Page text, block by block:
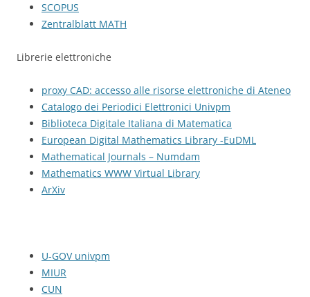
SCOPUS
Zentralblatt MATH
Librerie elettroniche
proxy CAD: accesso alle risorse elettroniche di Ateneo
Catalogo dei Periodici Elettronici Univpm
Biblioteca Digitale Italiana di Matematica
European Digital Mathematics Library -EuDML
Mathematical Journals – Numdam
Mathematics WWW Virtual Library
ArXiv
U-GOV univpm
MIUR
CUN